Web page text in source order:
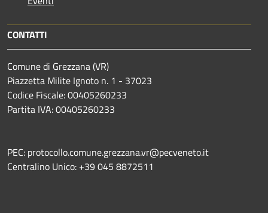
CONTATTI
Comune di Grezzana (VR)
Piazzetta Milite Ignoto n. 1 - 37023
Codice Fiscale: 00405260233
Partita IVA: 00405260233
PEC: protocollo.comune.grezzana.vr@pecveneto.it
Centralino Unico: +39 045 8872511